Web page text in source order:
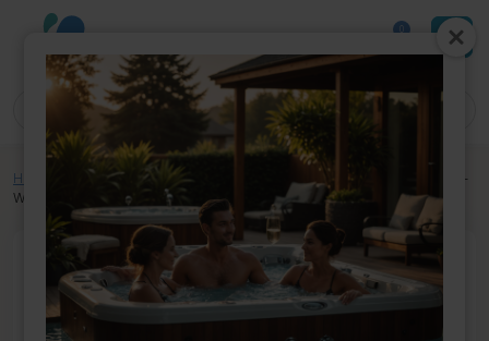
0
Home Schwimmbadteile Winterabdeckung
Zwischenlagen-
Winterabdeckung Ø 3,60 m